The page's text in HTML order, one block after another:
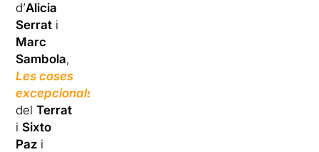
d’Alicia
Serrat i
Marc
Sambola,
Les coses
excepcionals
delTerrat
iSixto
Paz i